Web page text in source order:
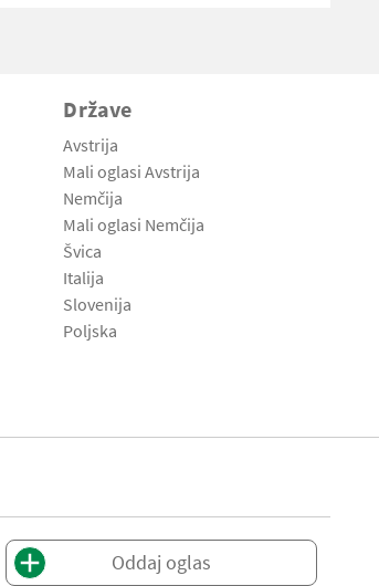
Države
Avstrija
Mali oglasi Avstrija
Nemčija
Mali oglasi Nemčija
Švica
Italija
Slovenija
Poljska
Oddaj oglas